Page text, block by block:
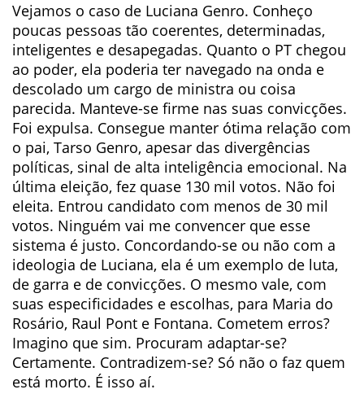
Vejamos o caso de Luciana Genro. Conheço
poucas pessoas tão coerentes, determinadas,
inteligentes e desapegadas. Quanto o PT chegou
ao poder, ela poderia ter navegado na onda e
descolado um cargo de ministra ou coisa
parecida. Manteve-se firme nas suas convicções.
Foi expulsa. Consegue manter ótima relação com
o pai, Tarso Genro, apesar das divergências
políticas, sinal de alta inteligência emocional. Na
última eleição, fez quase 130 mil votos. Não foi
eleita. Entrou candidato com menos de 30 mil
votos. Ninguém vai me convencer que esse
sistema é justo. Concordando-se ou não com a
ideologia de Luciana, ela é um exemplo de luta,
de garra e de convicções. O mesmo vale, com
suas especificidades e escolhas, para Maria do
Rosário, Raul Pont e Fontana. Cometem erros?
Imagino que sim. Procuram adaptar-se?
Certamente. Contradizem-se? Só não o faz quem
está morto. É isso aí.